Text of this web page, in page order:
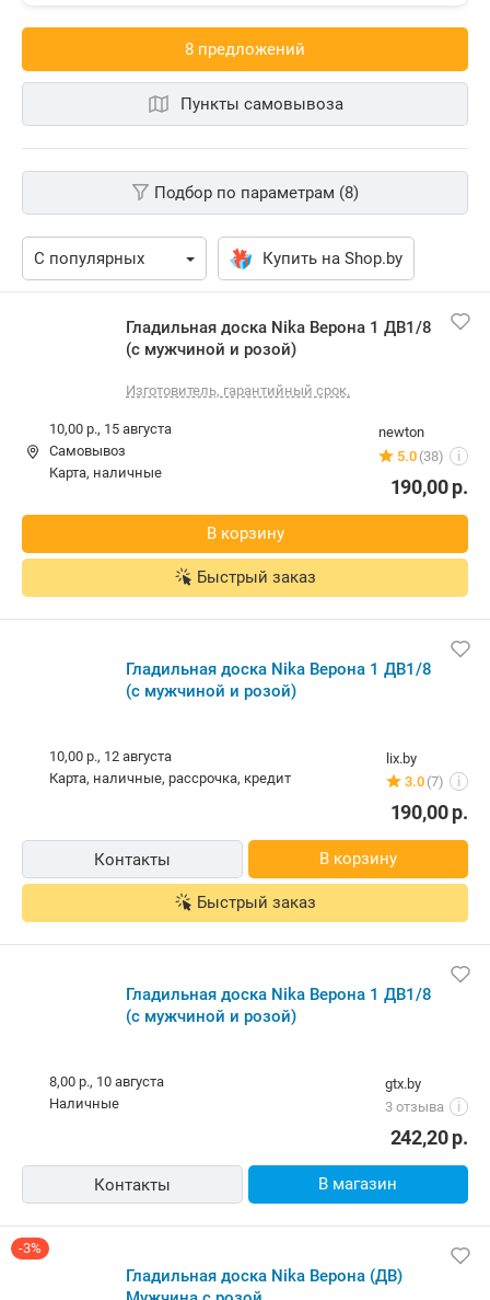
8 предложений
Пункты самовывоза
Подбор по параметрам (8)
Купить на Shop.by
Гладильная доска Nika Верона 1 ДВ1/8
(с мужчиной и розой)
Изготовитель, гарантийный срок.
newton
5.0 (38) i
10,00 р., 15 августа
Самовывоз
карта, наличные
190,00р.
В корзину
Быстрый заказ
Гладильная доска Nika Верона 1 ДВ1/8
(с мужчиной и розой)
lix.by
3.0 (7) i
10,00 р., 12 августа
карта, наличные, рассрочка, кредит
190,00р.
Контакты В корзину
Быстрый заказ
Гладильная доска Nika Верона 1 ДВ1/8
(с мужчиной и розой)
gtx.by
3 отзыва
i
8,00 р., 10 августа
наличные
242,20р.
Контакты В магазин
-3%
Гладильная доска Nika Верона (ДВ)